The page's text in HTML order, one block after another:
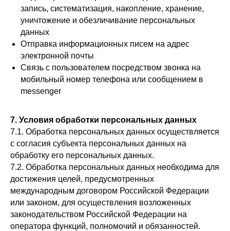
запись, систематизация, накопление, хранение,
уничтожение и обезличивание персональных
данных
Отправка информационных писем на адрес
электронной почты
Связь с пользователем посредством звонка на
мобильный номер телефона или сообщением в
messenger
7. Условия обработки персональных данных
7.1. Обработка персональных данных осуществляется
с согласия субъекта персональных данных на
обработку его персональных данных.
7.2. Обработка персональных данных необходима для
достижения целей, предусмотренных
международным договором Российской Федерации
или законом, для осуществления возложенных
законодательством Российской Федерации на
оператора функций, полномочий и обязанностей.